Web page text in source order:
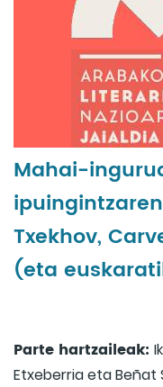
Mahai-
Txekhov,
(eta
Parte hartzaileak:
Etxeberria eta Beñat